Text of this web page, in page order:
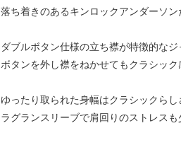
落ち着きのあるキンロックアンダーソ
ダブルボタン仕様の立ち襟が特徴的な
ボタンを外し襟をねかせてもクラシッ
ゆったり取られた身幅はクラシックら
ラグランスリーブで肩回りのストレス